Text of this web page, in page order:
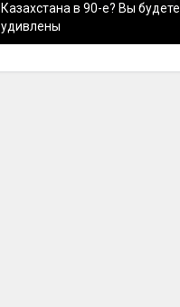
Казахстана в 90-е? Вы будете
удивлены